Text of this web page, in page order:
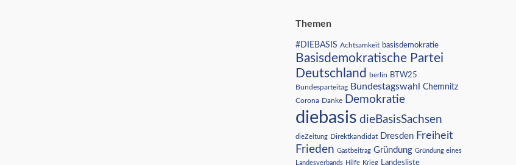
Themen
#DIEBASIS Achtsamkeit basisdemokratie
Basisdemokratische Partei
Deutschland
berlin BTW25
Bundesparteitag Bundestagswahl Chemnitz
Corona Danke Demokratie
diebasis dieBasisSachsen
dieZeitung Direktkandidat Dresden Freiheit
Frieden Gastbeitrag Gründung Gründung eines
Landesverbands Hilfe Krieg Landesliste